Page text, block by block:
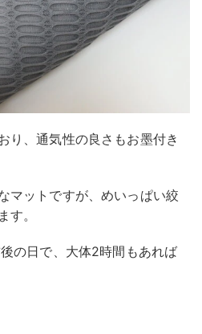
り、通気性の良さもお墨付き
マットですが、めいっぱい絞
す。
の日で、大体2時間もあれば